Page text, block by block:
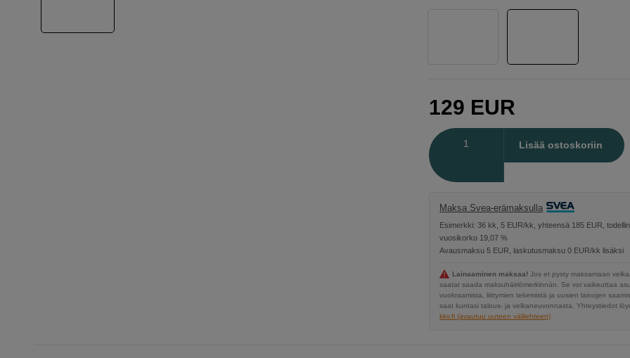
129 EUR
Lisää ostoskoriin
Maksa Svea-erämaksulla
Esimerkki: 36 kk, 5 EUR/kk, yhteensä 185 EUR,
vuosikorko 19,07 %
Avausmaksu 5 EUR, laskutusmaksu 0 EUR/kk lisäksi
Lainaaminen maksaa! Jos et pysty maksamaan
saatat saada maksuhäiriömerkinnän. Se voi vaikeuttaa
vuokraamista, liittymien tekemistä ja uusien lainojen
saat kuntasi talous- ja velkaneuvonnasta. Yhteystiedot
kkv.fi (avautuu uuteen välilehteen)